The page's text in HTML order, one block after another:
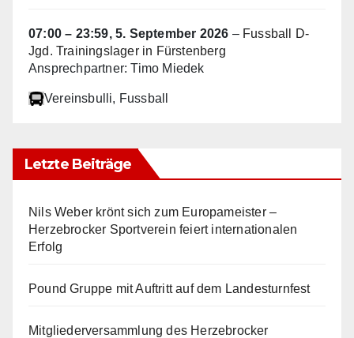
07:00 – 23:59,5. September 2026 – Fussball D-
Jgd. Trainingslager in Fürstenberg
Ansprechpartner: Timo Miedek
Vereinsbulli, Fussball
Letzte Beiträge
Nils Weber krönt sich zum Europameister –
Herzebrocker Sportverein feiert internationalen
Erfolg
Pound Gruppe mit Auftritt auf dem Landesturnfest
Mitgliederversammlung des Herzebrocker